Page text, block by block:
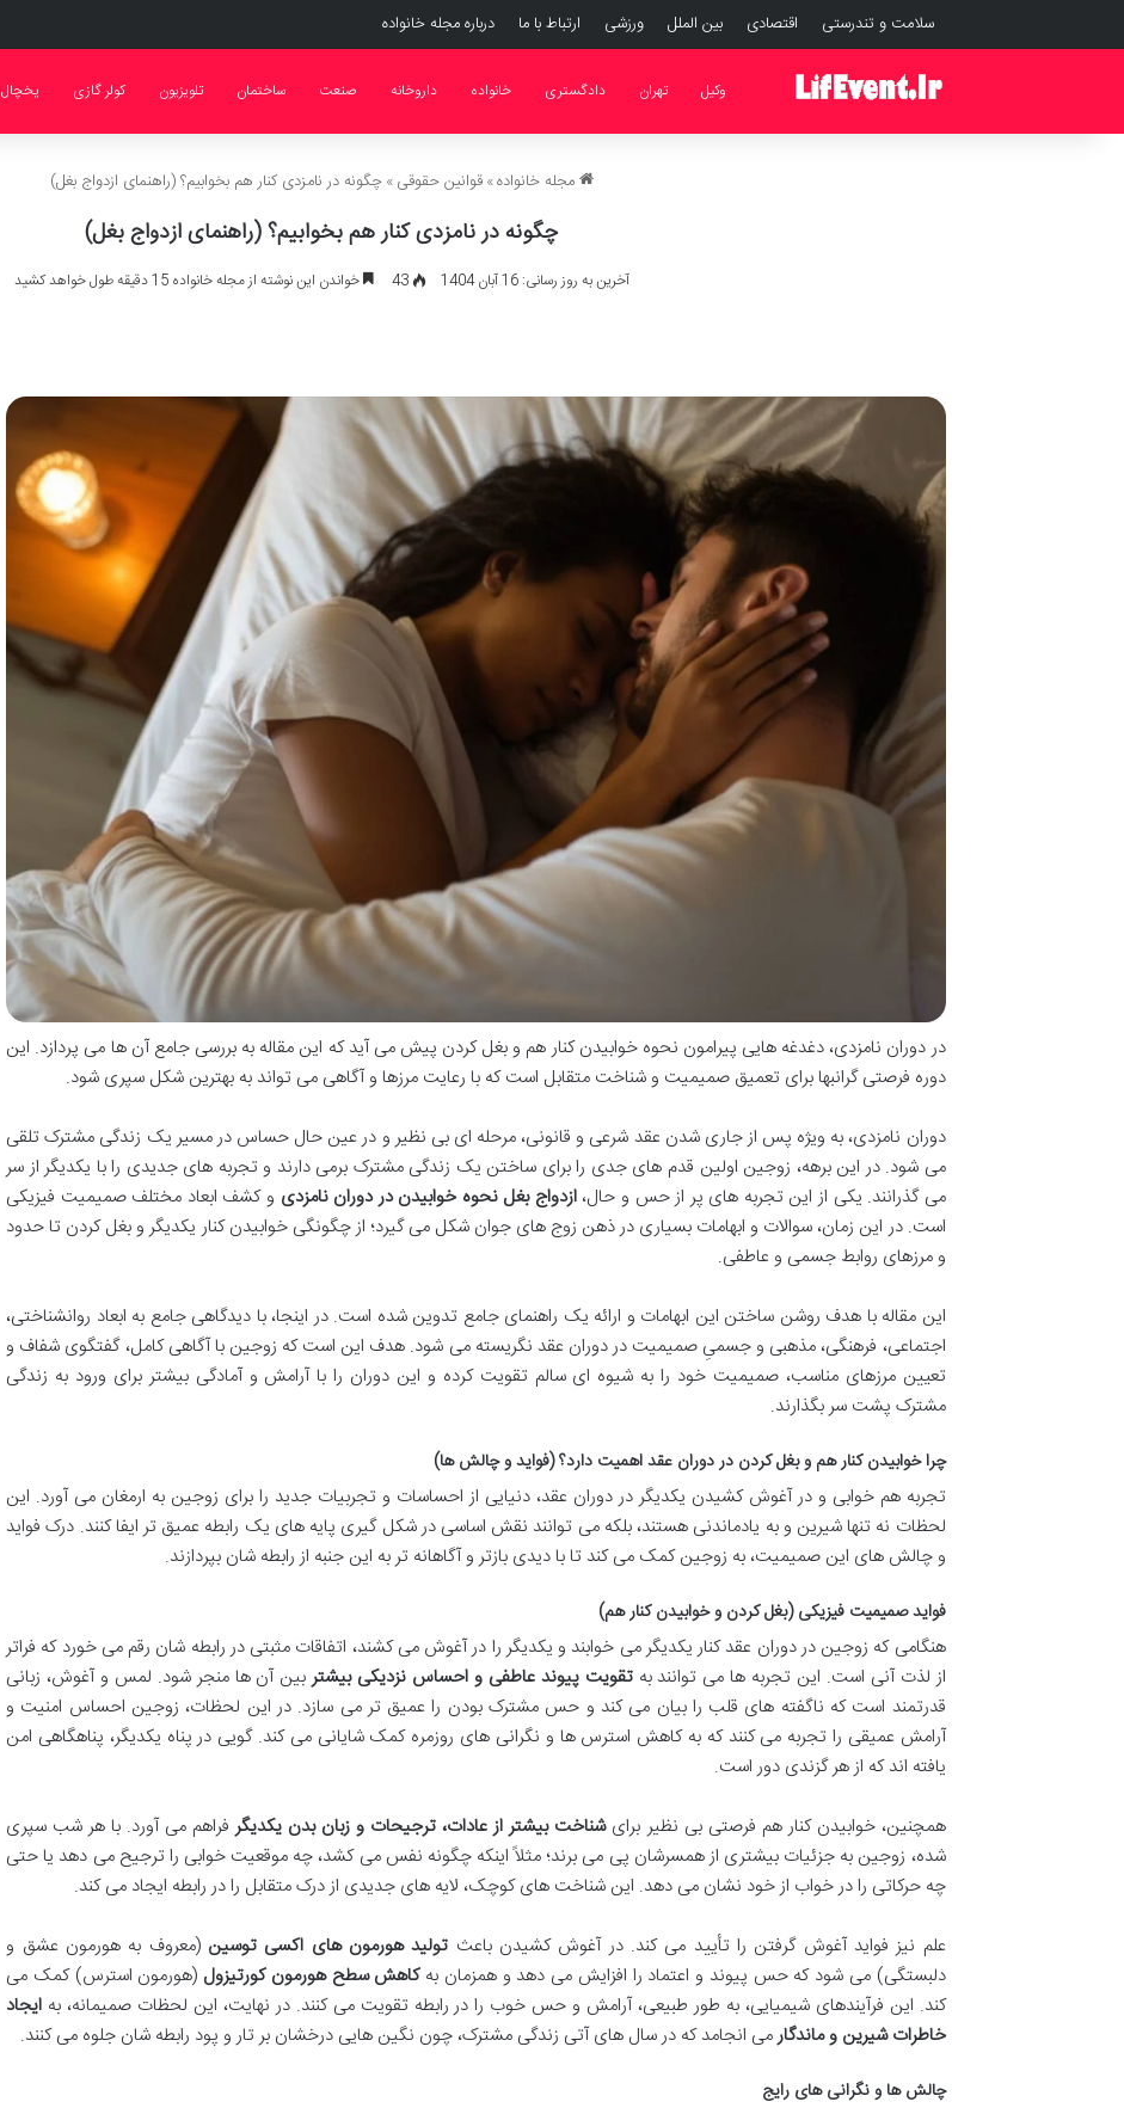
سلامت و تندرستی اقتصادی بین الملل ورزشی ارتباط با ما درباره مجله خانواده
وکیل تهران دادگستری خانواده داروخانه صنعت ساختمان تلویزیون کولر گازی یخچال
مجله خانواده» قوانین حقوقی » چگونه در نامزدی کنار هم بخوابیم؟ (راهنمای ازدواج بغل)
چگونه در نامزدی کنار هم بخوابیم؟ (راهنمای ازدواج بغل)
آخرین به روز رسانی: 16 آبان 1404 43 خواندن این نوشته از مجله خانواده 15 دقیقه طول خواهد کشید
در دوران نامزدی، دغدغه هایی پیرامون نحوه خوابیدن کنار هم و بغل کردن پیش می آید که این مقاله به بررسی جامع آن ها می پردازد. این
دوره فرصتی گرانبها برای تعمیق صمیمیت و شناخت متقابل است که با رعایت مرزها و آگاهی می تواند به بهترین شکل سپری شود.
دوران نامزدی، به ویژه پس از جاری شدن عقد شرعی و قانونی، مرحله ای بی نظیر و در عین حال حساس در مسیر یک زندگی مشترک تلقی
می شود. در این برهه، زوجین اولین قدم های جدی را برای ساختن یک زندگی مشترک برمی دارند و تجربه های جدیدی را با یکدیگر از سر
می گذرانند. یکی از این تجربه های پر از حس و حال،ازدواج بغل نحوه خوابیدن در دوران نامزدی و کشف ابعاد مختلف صمیمیت فیزیکی
است. در این زمان، سوالات و ابهامات بسیاری در ذهن زوج های جوان شکل می گیرد؛ از چگونگی خوابیدن کنار یکدیگر و بغل کردن تا حدود
و مرزهای روابط جسمی و عاطفی.
این مقاله با هدف روشن ساختن این ابهامات و ارائه یک راهنمای جامع تدوین شده است. در اینجا، با دیدگاهی جامع به ابعاد روانشناختی،
اجتماعی، فرهنگی، مذهبی و جسمیِ صمیمیت در دوران عقد نگریسته می شود. هدف این است که زوجین با آگاهی کامل، گفتگوی شفاف و
تعیین مرزهای مناسب، صمیمیت خود را به شیوه ای سالم تقویت کرده و این دوران را با آرامش و آمادگی بیشتر برای ورود به زندگی
مشترک پشت سر بگذارند.
چرا خوابیدن کنار هم و بغل کردن در دوران عقد اهمیت دارد؟ (فواید و چالش ها)
تجربه هم خوابی و در آغوش کشیدن یکدیگر در دوران عقد، دنیایی از احساسات و تجربیات جدید را برای زوجین به ارمغان می آورد. این
لحظات نه تنها شیرین و به یادماندنی هستند، بلکه می توانند نقش اساسی در شکل گیری پایه های یک رابطه عمیق تر ایفا کنند. درک فواید
و چالش های این صمیمیت، به زوجین کمک می کند تا با دیدی بازتر و آگاهانه تر به این جنبه از رابطه شان بپردازند.
فواید صمیمیت فیزیکی (بغل کردن و خوابیدن کنار هم)
هنگامی که زوجین در دوران عقد کنار یکدیگر می خوابند و یکدیگر را در آغوش می کشند، اتفاقات مثبتی در رابطه شان رقم می خورد که فراتر
از لذت آنی است. این تجربه ها می توانند بهتقویت پیوند عاطفی و احساس نزدیکی بیشتربین آن ها منجر شود. لمس و آغوش، زبانی
قدرتمند است که ناگفته های قلب را بیان می کند و حس مشترک بودن را عمیق تر می سازد. در این لحظات، زوجین احساس امنیت و
آرامش عمیقی را تجربه می کنند که به کاهش استرس ها و نگرانی های روزمره کمک شایانی می کند. گویی در پناه یکدیگر، پناهگاهی امن
یافته اند که از هر گزندی دور است.
همچنین، خوابیدن کنار هم فرصتی بی نظیر برایشناخت بیشتر از عادات، ترجیحات و زبان بدن یکدیگرفراهم می آورد. با هر شب سپری
شده، زوجین به جزئیات بیشتری از همسرشان پی می برند؛ مثلاً اینکه چگونه نفس می کشد، چه موقعیت خوابی را ترجیح می دهد یا حتی
چه حرکاتی را در خواب از خود نشان می دهد. این شناخت های کوچک، لایه های جدیدی از درک متقابل را در رابطه ایجاد می کند.
علم نیز فواید آغوش گرفتن را تأیید می کند. در آغوش کشیدن باعث تولید هورمون های اکسی توسین (معروف به هورمون عشق و
دلبستگی) می شود که حس پیوند و اعتماد را افزایش می دهد و همزمان بهکاهش سطح هورمون کورتیزول (هورمون استرس) کمک می
کند. این فرآیندهای شیمیایی، به طور طبیعی، آرامش و حس خوب را در رابطه تقویت می کنند. در نهایت، این لحظات صمیمانه، به ایجاد
خاطرات شیرین و ماندگارمی انجامد که در سال های آتی زندگی مشترک، چون نگین هایی درخشان بر تار و پود رابطه شان جلوه می کنند.
چالش ها و نگرانی های رایج